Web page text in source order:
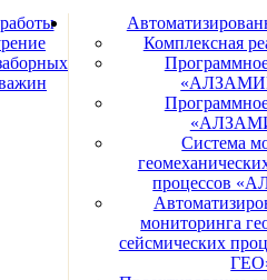
Комплексная
Система
процессов
мониторинга
сейсмических